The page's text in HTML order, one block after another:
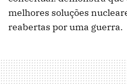
melhores soluções
reabertas por uma guerra.